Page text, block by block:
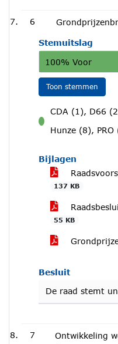
6
Stemuitslag
100% Voor
Toon stemmen
voor
CDA (1), D66
Hunze (8),
Bijlagen
137 KB
55 KB
Besluit
De raad stemt
7
Ontwikkeling